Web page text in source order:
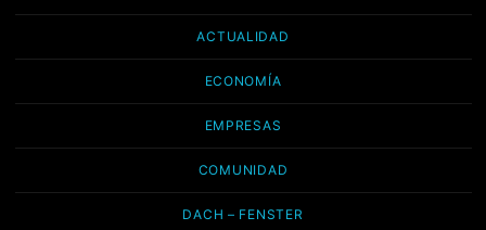
ACTUALIDAD
ECONOMÍA
EMPRESAS
COMUNIDAD
DACH – FENSTER